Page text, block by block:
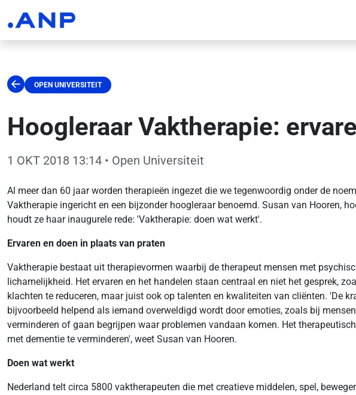
OPEN UNIVERSITEIT
Hoogleraar Vaktherapie:
1 OKT 2018 13:14 • Open Universiteit
Al meer dan 60 jaar worden therapieën ingezet die we tegenwoordig onder de
Vaktherapie ingericht en een bijzonder hoogleraar benoemd. Susan van Hooren,
houdt ze haar inaugurele rede: 'Vaktherapie: doen wat werkt'.
Ervaren en doen in plaats van praten
Vaktherapie bestaat uit therapievormen waarbij de therapeut mensen met
lichamelijkheid. Het ervaren en het handelen staan centraal en niet het gesprek,
klachten te reduceren, maar juist ook op talenten en kwaliteiten van cliënten. 'De
bijvoorbeeld helpend als iemand overweldigd wordt door emoties, zoals bij
verminderen of gaan begrijpen waar problemen vandaan komen. Het
met dementie te verminderen', weet Susan van Hooren.
Doen wat werkt
Nederland telt circa 5800 vaktherapeuten die met creatieve middelen, spel,